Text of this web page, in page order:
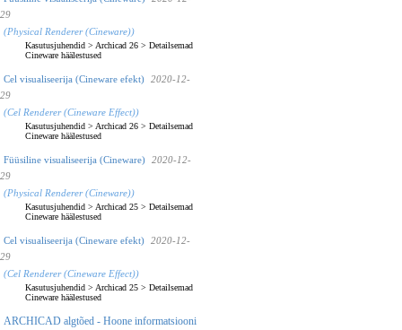
29
(Physical Renderer (Cineware))
Kasutusjuhendid > Archicad 26 > Detailsemad
Cineware häälestused
Cel visualiseerija (Cineware efekt)
2020-12-
29
(Cel Renderer (Cineware Effect))
Kasutusjuhendid > Archicad 26 > Detailsemad
Cineware häälestused
Füüsiline visualiseerija (Cineware)
2020-12-
29
(Physical Renderer (Cineware))
Kasutusjuhendid > Archicad 25 > Detailsemad
Cineware häälestused
Cel visualiseerija (Cineware efekt)
2020-12-
29
(Cel Renderer (Cineware Effect))
Kasutusjuhendid > Archicad 25 > Detailsemad
Cineware häälestused
ARCHICAD algtõed - Hoone informatsiooni